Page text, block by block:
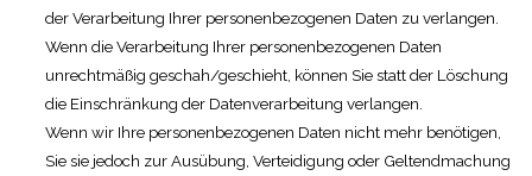
der Verarbeitung Ihrer personenbezogenen Daten zu verlangen.
Wenn die Verarbeitung Ihrer personenbezogenen Daten
unrechtmäßig geschah/geschieht, können Sie statt der Löschung
die Einschränkung der Datenverarbeitung verlangen.
Wenn wir Ihre personenbezogenen Daten nicht mehr benötigen,
Sie sie jedoch zur Ausübung, Verteidigung oder Geltendmachung